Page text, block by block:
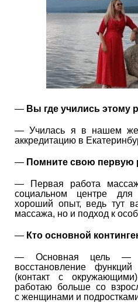
— Вы где учились этому
— Училась я в нашем же
аккредитацию в
— Помните свою первую
— Первая работа
социальном центре
хороший опыт, ведь тут
массажа, но и подход к
— Кто основной
— Основная цель —
восстановление
(контакт с
работаю больше со
с женщинами и